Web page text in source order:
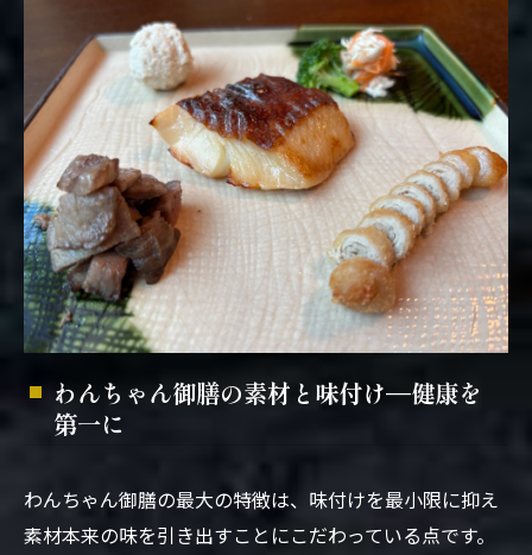
わんちゃん御膳の素材と味付け—健康を
第一に
わんちゃん御膳の最大の特徴は、味付けを最小限に抑え
素材本来の味を引き出すことにこだわっている点です。